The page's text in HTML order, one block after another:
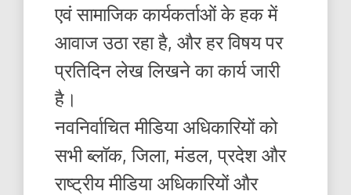
एवं सामाजिक कार्यकर्ताओं के हक में
आवाज उठा रहा है, और हर विषय पर
प्रतिदिन लेख लिखने का कार्य जारी
है।
नवनिर्वाचित मीडिया अधिकारियों को
सभी ब्लॉक, जिला, मंडल, प्रदेश और
राष्ट्रीय मीडिया अधिकारियों और